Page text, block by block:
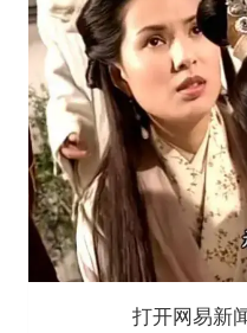
打开网易新